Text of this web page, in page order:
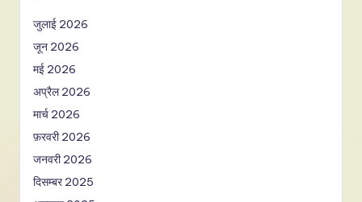
जुलाई 2026
जून 2026
मई 2026
अप्रैल 2026
मार्च 2026
फ़रवरी 2026
जनवरी 2026
दिसम्बर 2025